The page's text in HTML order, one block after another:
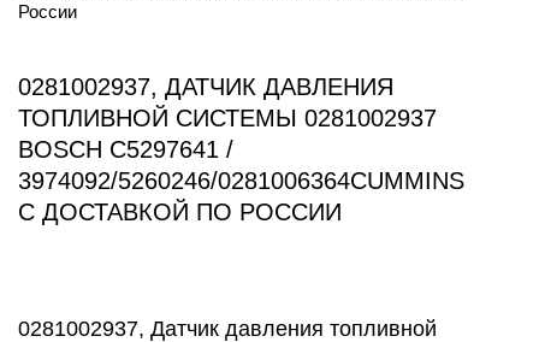
России
0281002937, ДАТЧИК ДАВЛЕНИЯ
ТОПЛИВНОЙ СИСТЕМЫ 0281002937
BOSCH C5297641 /
3974092/5260246/0281006364CUMMINS
С ДОСТАВКОЙ ПО РОССИИ
0281002937, Датчик давления топливной